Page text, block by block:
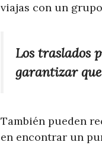
viajas con un
Los traslados
garantizar
También pueden
en encontrar un